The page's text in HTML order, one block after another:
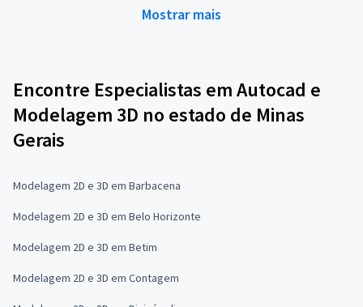
Mostrar mais
Encontre Especialistas em Autocad e
Modelagem 3D no estado de Minas
Gerais
Modelagem 2D e 3D em Barbacena
Modelagem 2D e 3D em Belo Horizonte
Modelagem 2D e 3D em Betim
Modelagem 2D e 3D em Contagem